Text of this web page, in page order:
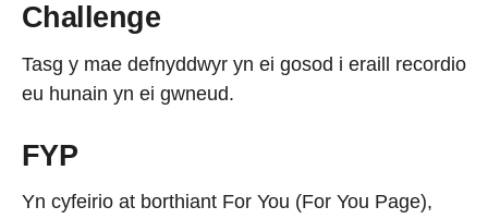
Challenge
Tasg y mae defnyddwyr yn ei gosod i eraill recordio
eu hunain yn ei gwneud.
FYP
Yn cyfeirio at borthiant For You (For You Page),